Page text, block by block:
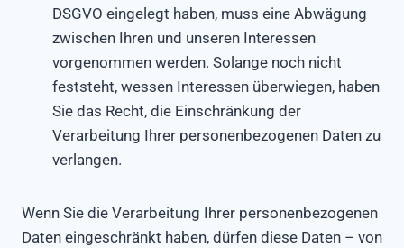
DSGVO eingelegt haben, muss eine Abwägung
zwischen Ihren und unseren Interessen
vorgenommen werden. Solange noch nicht
feststeht, wessen Interessen überwiegen, haben
Sie das Recht, die Einschränkung der
Verarbeitung Ihrer personenbezogenen Daten zu
verlangen.
Wenn Sie die Verarbeitung Ihrer personenbezogenen
Daten eingeschränkt haben, dürfen diese Daten – von